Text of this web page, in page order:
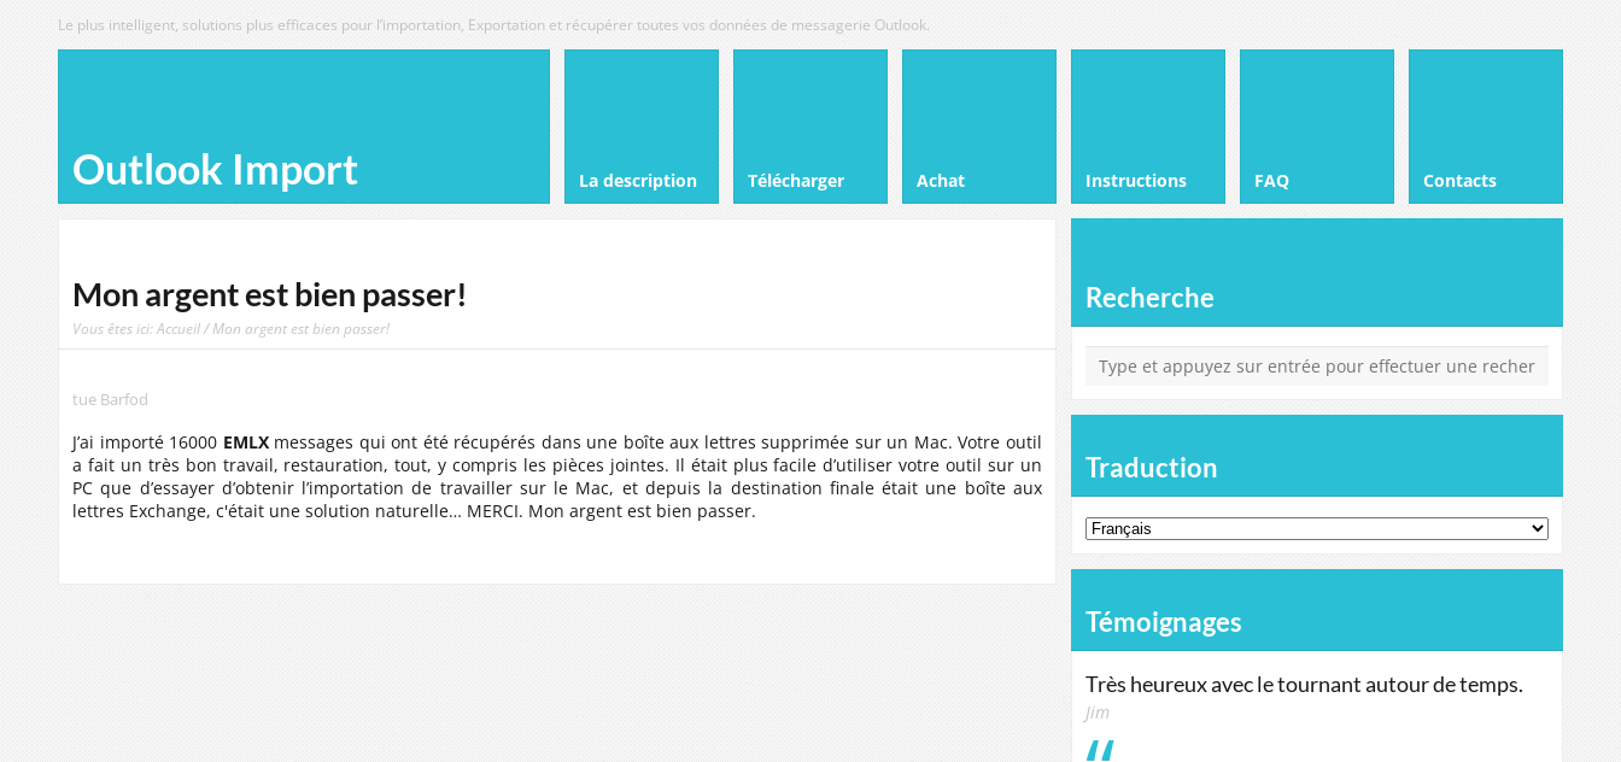
Le plus intelligent, solutions plus efficaces pour l’importation, Exportation et récupérer toutes vos données de messagerie Outlook.
Outlook Import La description Télécharger Achat Instructions FAQ Contacts
Mon argent est bien passer!
Vous êtes ici:Accueil/ Mon argent est bien passer!
tue Barfod
J’ai importé 16000 EMLXmessages qui ont été récupérés dans une boîte aux lettres supprimée sur un Mac. Votre outil
a fait un très bon travail, restauration, tout, y compris les pièces jointes. Il était plus facile d’utiliser votre outil sur un
PC que d’essayer d’obtenir l’importation de travailler sur le Mac, et depuis la destination finale était une boîte aux
lettres Exchange, c'était une solution naturelle… MERCI. Mon argent est bien passer.
Recherche
Traduction
Témoignages
Très heureux avec le tournant autour de temps.
Jim